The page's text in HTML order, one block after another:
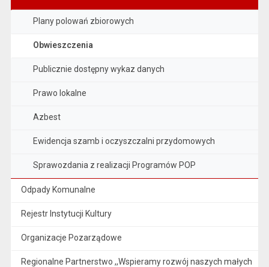
Plany polowań zbiorowych
Obwieszczenia
Publicznie dostępny wykaz danych
Prawo lokalne
Azbest
Ewidencja szamb i oczyszczalni przydomowych
Sprawozdania z realizacji Programów POP
Odpady Komunalne
Rejestr Instytucji Kultury
Organizacje Pozarządowe
Regionalne Partnerstwo ,,Wspieramy rozwój naszych małych